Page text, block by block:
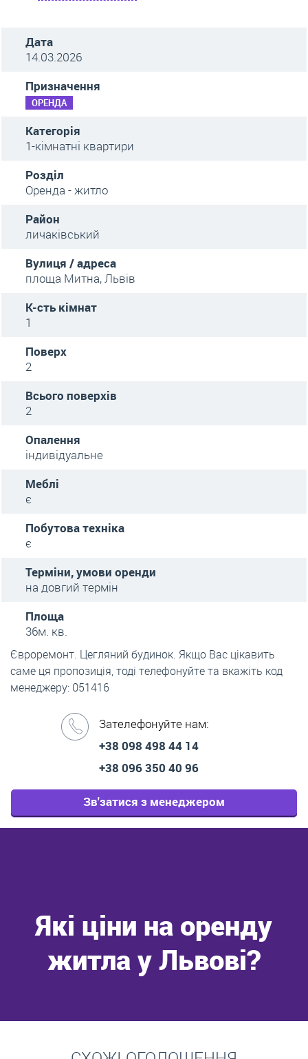
Дата
14.03.2026
Призначення
ОРЕНДА
Категорія
1-кімнатні квартири
Розділ
Оренда - житло
Район
личаківський
Вулиця / адреса
площа Митна, Львів
К-сть кімнат
1
Поверх
2
Всього поверхів
2
Опалення
індивідуальне
Меблі
є
Побутова техніка
є
Терміни, умови оренди
на довгий термін
Площа
36м. кв.
Євроремонт. Цегляний будинок. Якщо Вас цікавить
саме ця пропозиція, тоді телефонуйте та вкажіть код
менеджеру: 051416
Зателефонуйте нам:
+38 098 498 44 14
+38 096 350 40 96
Зв'затися з менеджером
Які ціни на оренду
житла у Львові?